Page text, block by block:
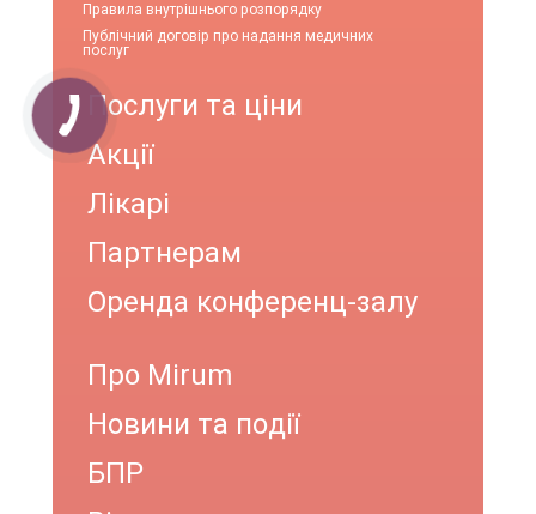
Правила внутрішнього розпорядку
Публічний договір про надання медичних
послуг
Послуги та ціни
Акції
Лікарі
Партнерам
Оренда конференц-залу
Про Mirum
Новини та події
БПР